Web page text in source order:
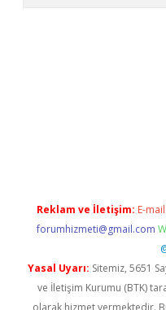
Reklam ve İletişim: E-mail:
forumhizmeti@gmail.com
Yasal Uyarı: Sitemiz, 5651
ve İletişim Kurumu (BTK)
olarak hizmet vermektedir.